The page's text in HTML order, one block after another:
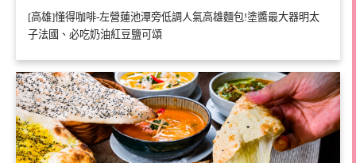
[高雄]懂得咖啡-左營蓮池潭旁低調人氣高雄麵包!塗醬最大器明太
子法國、必吃奶油紅豆鹽可頌